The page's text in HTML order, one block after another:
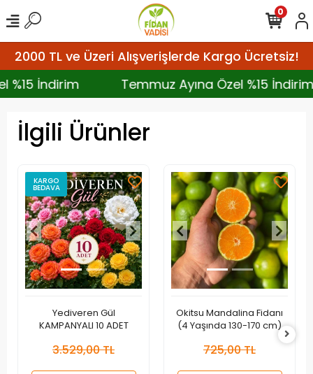
2000 TL ve Üzeri Alışverişlerde Kargo Ücretsiz!
%15 İndirim
Temmuz Ayına Özel %15
0
İlgili Ürünler
KARGO
BEDAVA
Yediveren Gül
KAMPANYALI 10 ADET
3.529,00 TL
Okitsu Mandalina Fidanı
(4 Yaşında 130-170 cm)
725,00 TL